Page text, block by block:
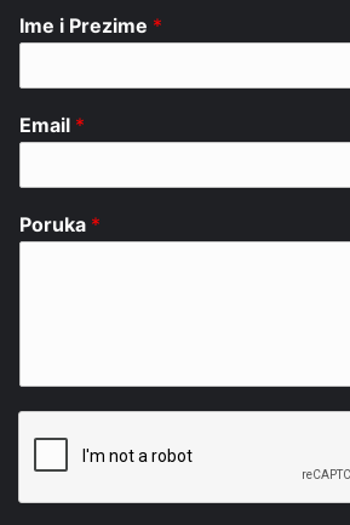
Ime i Prezime *
Email *
Poruka *